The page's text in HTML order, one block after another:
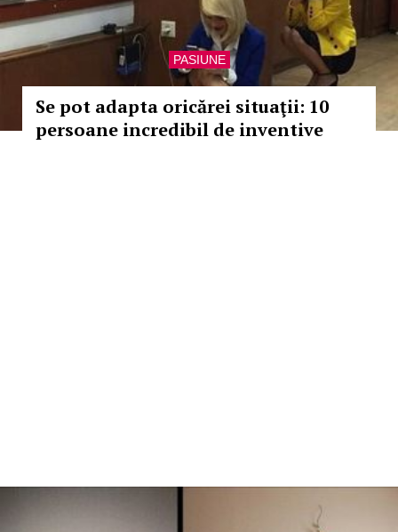
PASIUNE
Se pot adapta oricărei situaţii: 10
persoane incredibil de inventive